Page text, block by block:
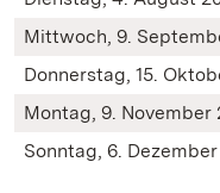
Mittwoch, 9.
Donnerstag, 15.
Montag, 9. November
Sonntag, 6.